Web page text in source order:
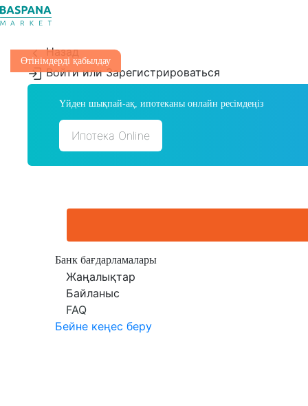
Назад
Войти или Зарегистрироваться
Үйден шықпай-ақ, ипотеканы онлайн ресімдеңіз
Ипотека Online
Банк бағдарламалары
Жаңалықтар
Байланыс
FAQ
Бейне кеңес беру
Өтінімдерді қабылдау